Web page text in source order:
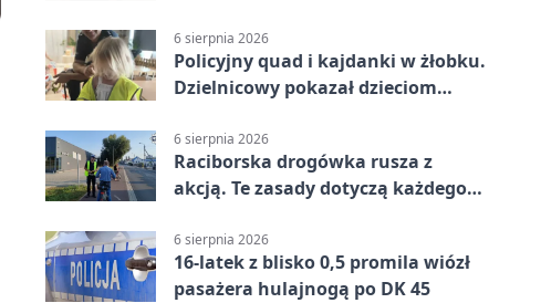
6 sierpnia 2026
Policyjny quad i kajdanki w żłobku.
Dzielnicowy pokazał dzieciom
6 sierpnia 2026
Raciborska drogówka rusza z
akcją. Te zasady dotyczą każdego
6 sierpnia 2026
16-latek z blisko 0,5 promila wiózł
pasażera hulajnogą po DK 45